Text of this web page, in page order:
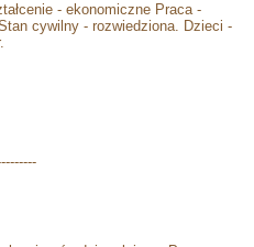
- ekonomiczne Praca -
cywilny - rozwiedziona. Dzieci -